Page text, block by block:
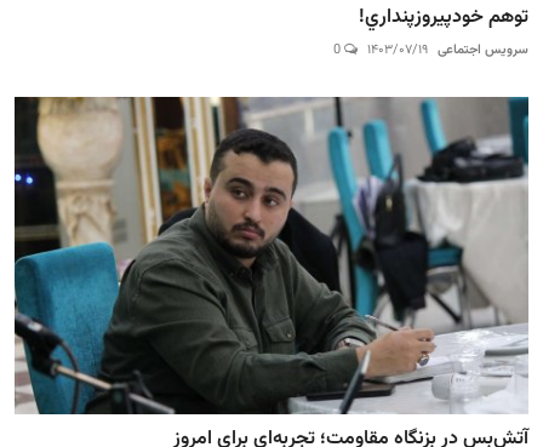
توهم خودپيروزپنداري!
سرویس اجتماعی ۱۴۰۳/۰۷/۱۹
آتش‌بس در بزنگاه مقاومت؛ تجربه‌ای برای امروز